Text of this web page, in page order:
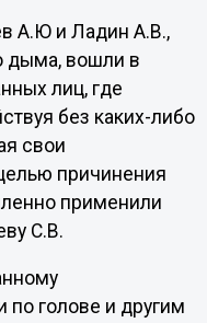
А.Ю и Ладин А.В.,
дыма, вошли в
лиц, где
без каких-либо
свои
причинения
применили
С.В.
голове и другим